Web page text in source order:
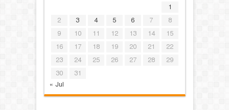
1
2
3 4 5 6 7
8
9
10 11 12 13 14
15
16
17 18 19 20 21
22
23
24 25 26 27 28
29
30
31
« Jul